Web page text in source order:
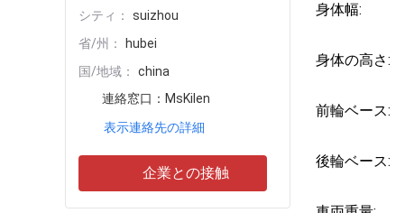
シティ：
suizhou
省/州：
hubei
国/地域：
china
連絡窓口： MsKilen
表示連絡先の詳細
企業との接触
身体幅:
身体の高さ:
前輪ベース:
後輪ベース: